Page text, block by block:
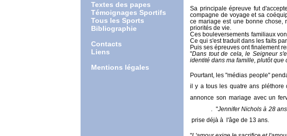
Textes des papes
Témoignages Sportifs
Tous les Sports
Bibliographie
Contacts
Liens
Mentions légales
Sa principale épreuve fut
compagne de voyage et sa
ce mariage est une bonne chose,
priorités de vie.
Ces bouleversements familiaux
Ce qui s'est traduit dans les faits
Puis ses épreuves ont finalement
"Dans tout de cela, le Seigneur
identité dans ma famille, plutôt que
Pourtant, les "médias people"
il y a tous les quatre ans pléthore
annonce son mariage avec un
. "Jennifer Nichols à 28 ans
prise déjà à l'âge de 13 ans.